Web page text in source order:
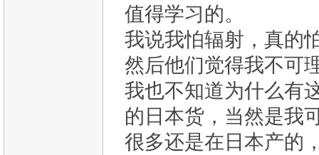
值得学习的。
我说我怕辐射，真的
然后他们觉得我不可
我也不知道为什么有
的日本货，当然是我
很多还是在日本产的